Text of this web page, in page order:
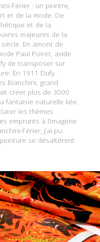
Férier : un peintre,
et de la mode. De
et de la
majeures de la
En amont de
Paul Poiret, avide
de transposer sur
En 1911 Dufy
Bianchini, grand
créer plus de 3000
fantaisie naturelle liée
les thèmes
emprunts à l’imagerie
Férier, j’ai pu
se désaltèrent